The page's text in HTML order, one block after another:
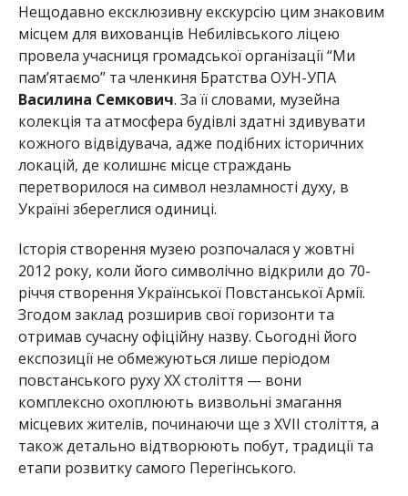
Нещодавно ексклюзивну екскурсію цим знаковим
місцем для вихованців Небилівського ліцею
провела учасниця громадської організації “Ми
пам’ятаємо” та членкиня Братства ОУН-УПА
Василина Семкович. За її словами, музейна
колекція та атмосфера будівлі здатні здивувати
кожного відвідувача, адже подібних історичних
локацій, де колишнє місце страждань
перетворилося на символ незламності духу, в
Україні збереглися одиниці.
Історія створення музею розпочалася у жовтні
2012 року, коли його символічно відкрили до 70-
річчя створення Української Повстанської Армії.
Згодом заклад розширив свої горизонти та
отримав сучасну офіційну назву. Сьогодні його
експозиції не обмежуються лише періодом
повстанського руху ХХ століття — вони
комплексно охоплюють визвольні змагання
місцевих жителів, починаючи ще з XVII століття, а
також детально відтворюють побут, традиції та
етапи розвитку самого Перегінського.